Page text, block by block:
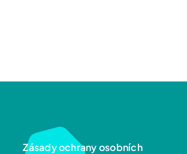
Zásady ochrany osobních